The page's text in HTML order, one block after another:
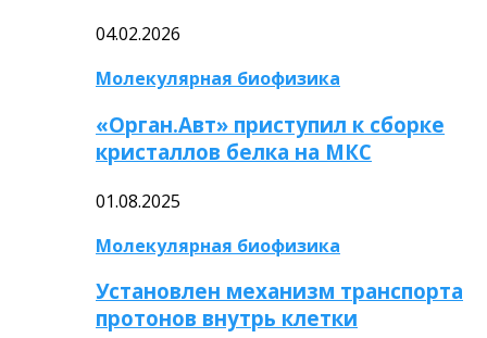
04.02.2026
Молекулярная биофизика
«Орган.Авт» приступил к сборке
кристаллов белка на МКС
01.08.2025
Молекулярная биофизика
Установлен механизм транспорта
протонов внутрь клетки